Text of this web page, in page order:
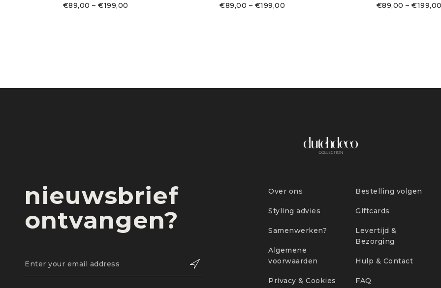
€89,00 –€199,00
€89,00 – €199,00
€89,00 –€
nieuwsbrief
ontvangen?
Over ons
Styling advies
Samenwerken?
Algemene
voorwaarden
Privacy & Cookies
Bestelling volgen
Giftcards
Levertijd &
Bezorging
Hulp & Contact
FAQ